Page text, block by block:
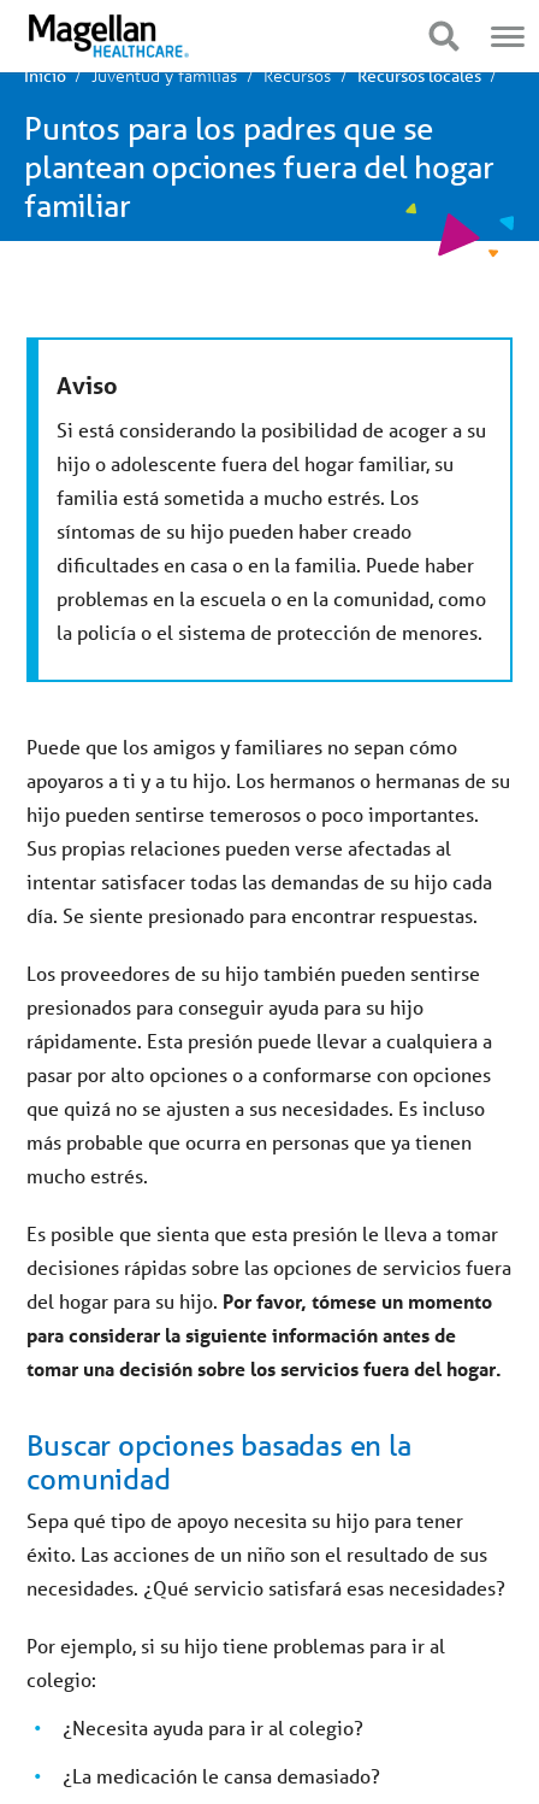
principal.
clic
para
contenido
móvil
Inicio Juventud y familias Recursos Recursos locales
Puntos para los padres que se
plantean opciones fuera del hogar
familiar
Aviso
Si está considerando la posibilidad de acoger a su
hijo o adolescente fuera del hogar familiar, su
familia está sometida a mucho estrés. Los
síntomas de su hijo pueden haber creado
dificultades en casa o en la familia. Puede haber
problemas en la escuela o en la comunidad, como
la policía o el sistema de protección de menores.
Puede que los amigos y familiares no sepan cómo
apoyaros a ti y a tu hijo. Los hermanos o hermanas de su
hijo pueden sentirse temerosos o poco importantes.
Sus propias relaciones pueden verse afectadas al
intentar satisfacer todas las demandas de su hijo cada
día. Se siente presionado para encontrar respuestas.
Los proveedores de su hijo también pueden sentirse
presionados para conseguir ayuda para su hijo
rápidamente. Esta presión puede llevar a cualquiera a
pasar por alto opciones o a conformarse con opciones
que quizá no se ajusten a sus necesidades. Es incluso
más probable que ocurra en personas que ya tienen
mucho estrés.
Es posible que sienta que esta presión le lleva a tomar
decisiones rápidas sobre las opciones de servicios fuera
del hogar para su hijo. Por favor, tómese un momento
para considerar la siguiente información antes de
tomar una decisión sobre los servicios fuera del hogar.
Buscar opciones basadas en la
comunidad
Sepa qué tipo de apoyo necesita su hijo para tener
éxito. Las acciones de un niño son el resultado de sus
necesidades. ¿Qué servicio satisfará esas necesidades?
Por ejemplo, si su hijo tiene problemas para ir al
colegio:
¿Necesita ayuda para ir al colegio?
¿La medicación le cansa demasiado?